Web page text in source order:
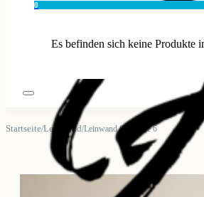
0
Es befinden sich keine Produkte
Startseite/Leinwand/Leinwand Gardasee 6